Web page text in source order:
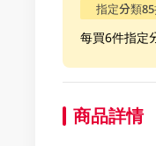
指定分類
每買6件指定
商品詳情